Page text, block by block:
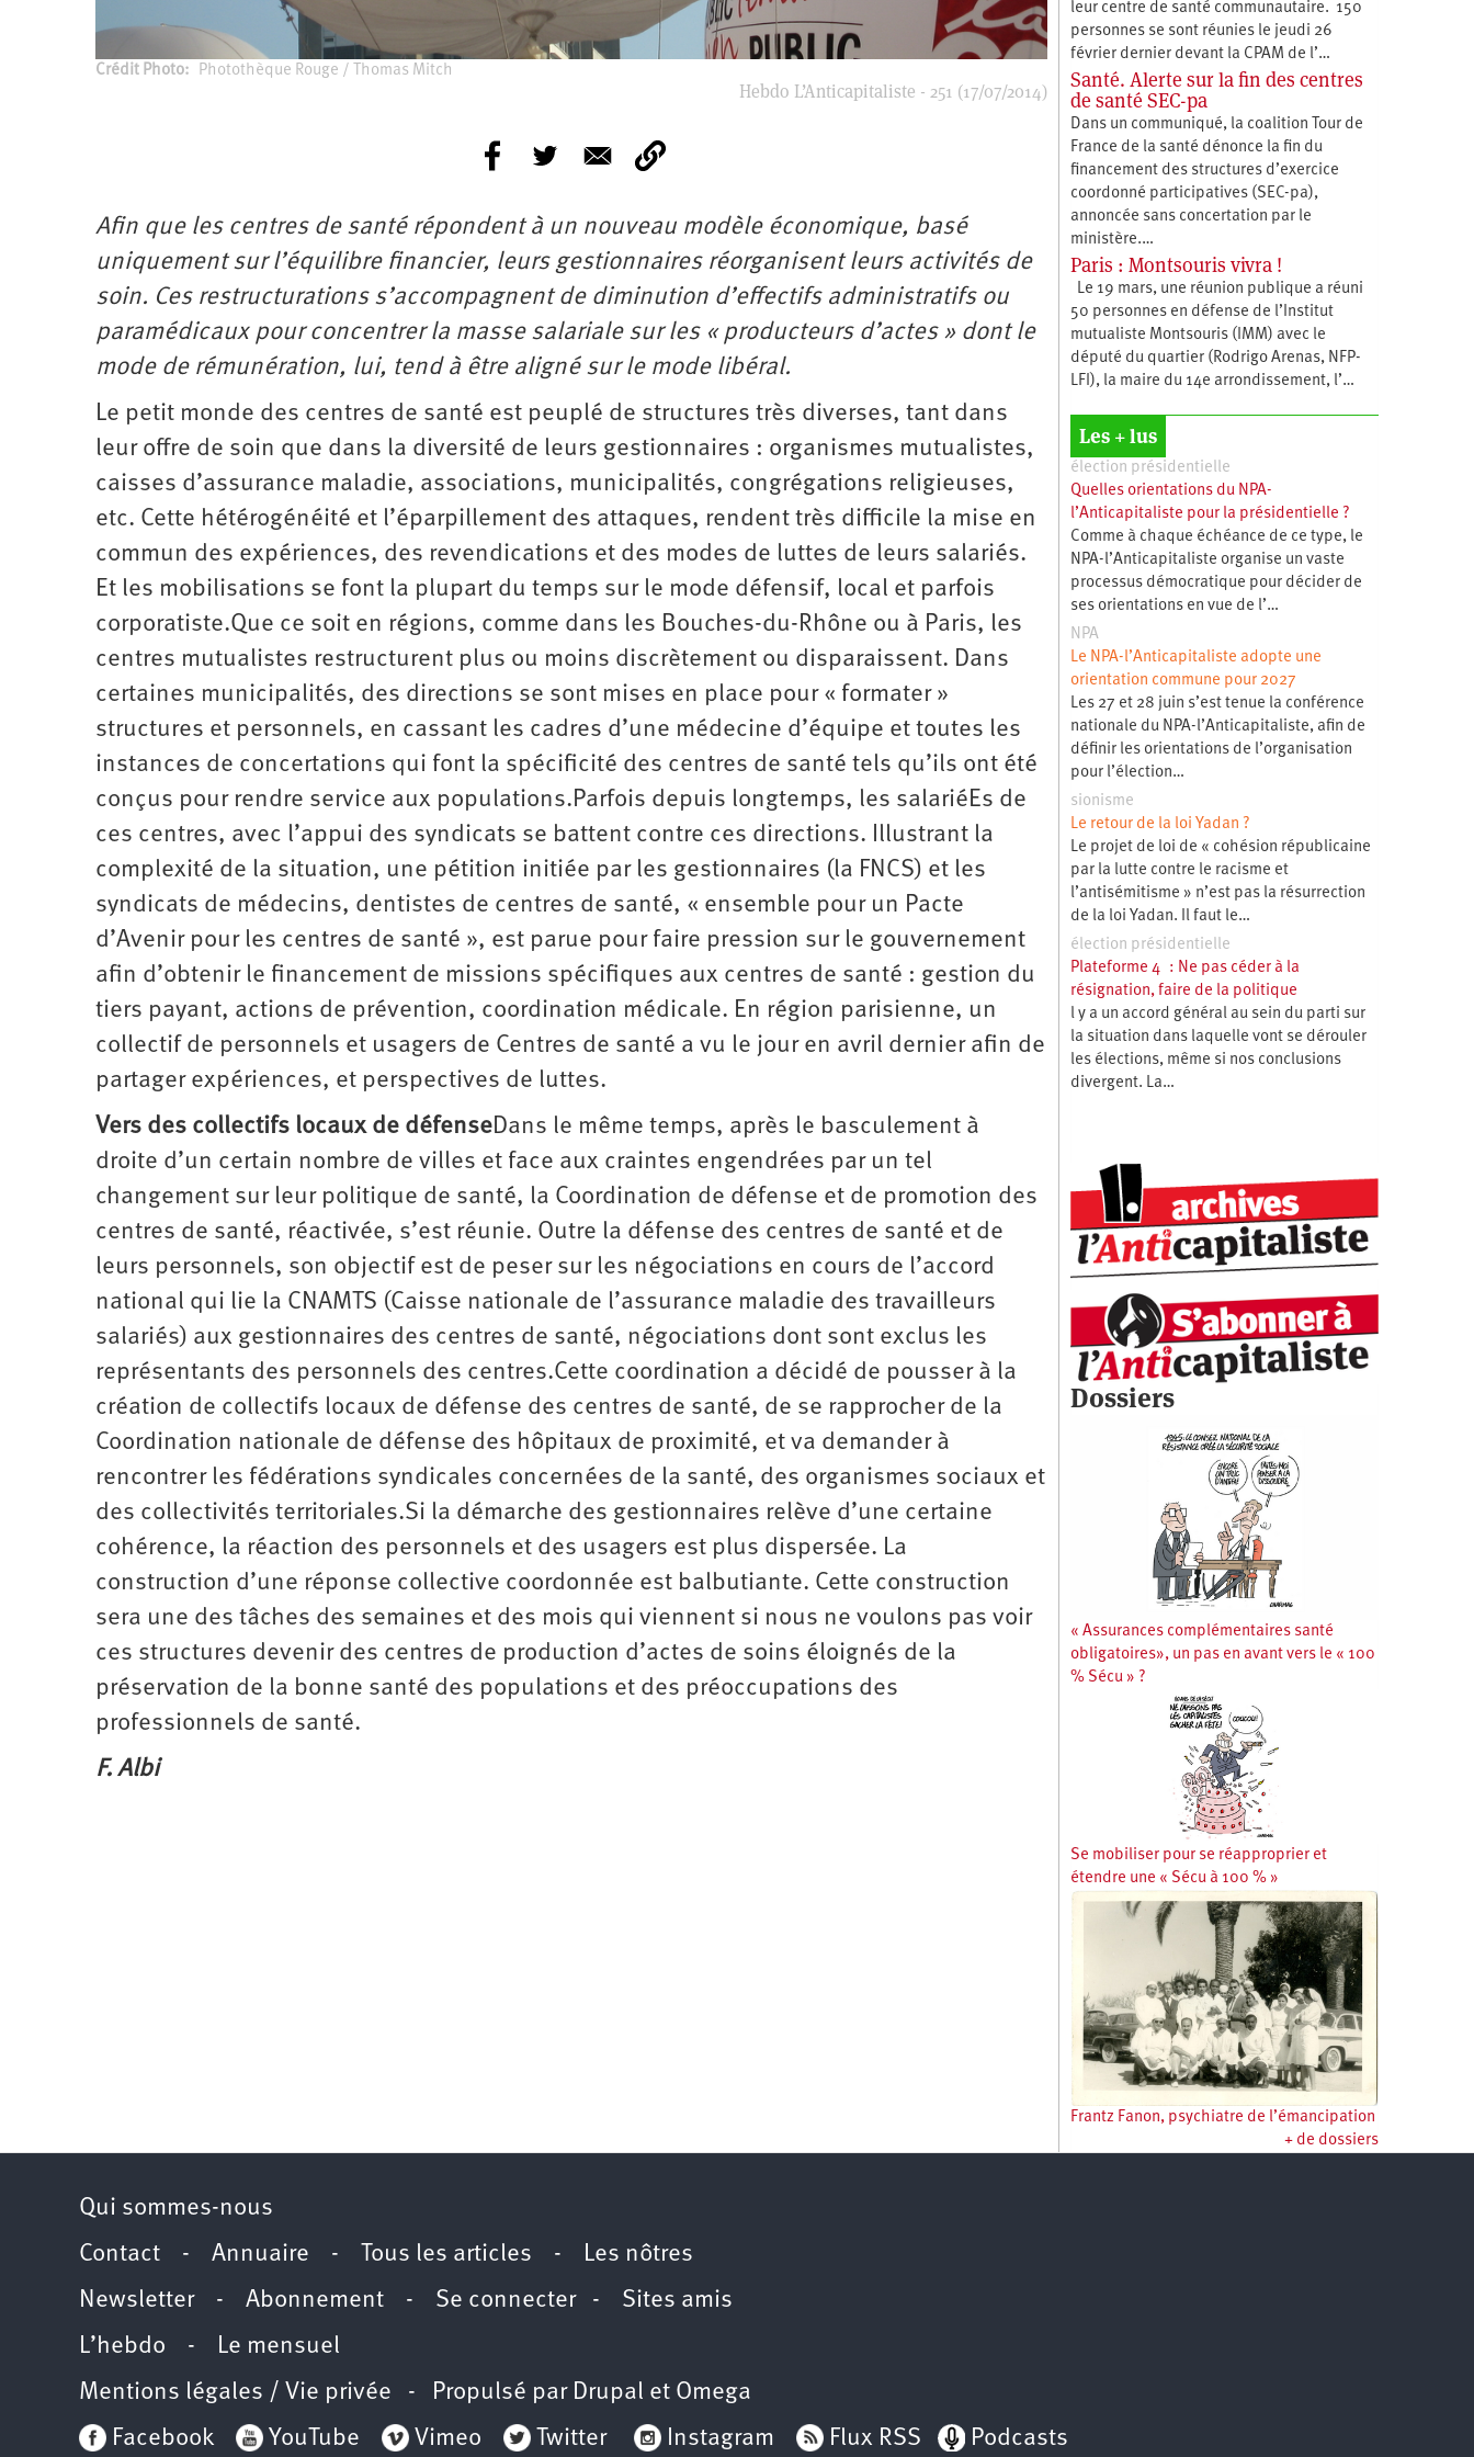
Crédit Photo Photothèque Rouge / Thomas Mitch
Hebdo L’Anticapitaliste - 251 (17/07/2014)
Afin que les centres de santé répondent à un nouveau modèle économique, basé
uniquement sur l’équilibre financier, leurs gestionnaires réorganisent leurs activités de
soin. Ces restructurations s’accompagnent de diminution d’effectifs administratifs ou
paramédicaux pour concentrer la masse salariale sur les « producteurs d’actes » dont le
mode de rémunération, lui, tend à être aligné sur le mode libéral.
Le petit monde des centres de santé est peuplé de structures très diverses, tant dans
leur offre de soin que dans la diversité de leurs gestionnaires : organismes mutualistes,
caisses d’assurance maladie, associations, municipalités, congrégations religieuses,
etc. Cette hétérogénéité et l’éparpillement des attaques, rendent très difficile la mise en
commun des expériences, des revendications et des modes de luttes de leurs salariés.
Et les mobilisations se font la plupart du temps sur le mode défensif, local et parfois
corporatiste.Que ce soit en régions, comme dans les Bouches-du-Rhône ou à Paris, les
centres mutualistes restructurent plus ou moins discrètement ou disparaissent. Dans
certaines municipalités, des directions se sont mises en place pour « formater »
structures et personnels, en cassant les cadres d’une médecine d’équipe et toutes les
instances de concertations qui font la spécificité des centres de santé tels qu’ils ont été
conçus pour rendre service aux populations.Parfois depuis longtemps, les salariéEs de
ces centres, avec l’appui des syndicats se battent contre ces directions. Illustrant la
complexité de la situation, une pétition initiée par les gestionnaires (la FNCS) et les
syndicats de médecins, dentistes de centres de santé, « ensemble pour un Pacte
d’Avenir pour les centres de santé », est parue pour faire pression sur le gouvernement
afin d’obtenir le financement de missions spécifiques aux centres de santé : gestion du
tiers payant, actions de prévention, coordination médicale. En région parisienne, un
collectif de personnels et usagers de Centres de santé a vu le jour en avril dernier afin de
partager expériences, et perspectives de luttes.
Vers des collectifs locaux de défenseDans le même temps, après le basculement à
droite d’un certain nombre de villes et face aux craintes engendrées par un tel
changement sur leur politique de santé, la Coordination de défense et de promotion des
centres de santé, réactivée, s’est réunie. Outre la défense des centres de santé et de
leurs personnels, son objectif est de peser sur les négociations en cours de l’accord
national qui lie la CNAMTS (Caisse nationale de l’assurance maladie des travailleurs
salariés) aux gestionnaires des centres de santé, négociations dont sont exclus les
représentants des personnels des centres.Cette coordination a décidé de pousser à la
création de collectifs locaux de défense des centres de santé, de se rapprocher de la
Coordination nationale de défense des hôpitaux de proximité, et va demander à
rencontrer les fédérations syndicales concernées de la santé, des organismes sociaux et
des collectivités territoriales.Si la démarche des gestionnaires relève d’une certaine
cohérence, la réaction des personnels et des usagers est plus dispersée. La
construction d’une réponse collective coordonnée est balbutiante. Cette construction
sera une des tâches des semaines et des mois qui viennent si nous ne voulons pas voir
ces structures devenir des centres de production d’actes de soins éloignés de la
préservation de la bonne santé des populations et des préoccupations des
professionnels de santé.
F. Albi
leur centre de santé communautaire. 150
personnes se sont réunies le jeudi 26
février dernier devant la CPAM de l’…
Santé. Alerte sur la fin des centres
de santé SEC-pa
Dans un communiqué, la coalition Tour de
France de la santé dénonce la fin du
financement des structures d’exercice
coordonné participatives (SEC-pa),
annoncée sans concertation par le
ministère.…
Paris : Montsouris vivra !
Le 19 mars, une réunion publique a réuni
50 personnes en défense de l’Institut
mutualiste Montsouris (IMM) avec le
député du quartier (Rodrigo Arenas, NFP-
LFI), la maire du 14e arrondissement, l’…
Les + lus
élection présidentielle
Quelles orientations du NPA-
l’Anticapitaliste pour la présidentielle ?
Comme à chaque échéance de ce type, le
NPA-l’Anticapitaliste organise un vaste
processus démocratique pour décider de
ses orientations en vue de l’…
NPA
Le NPA-l’Anticapitaliste adopte une
orientation commune pour 2027
Les 27 et 28 juin s’est tenue la conférence
nationale du NPA-l’Anticapitaliste, afin de
définir les orientations de l’organisation
pour l’élection…
sionisme
Le retour de la loi Yadan ?
Le projet de loi de « cohésion républicaine
par la lutte contre le racisme et
l’antisémitisme » n’est pas la résurrection
de la loi Yadan. Il faut le…
élection présidentielle
Plateforme 4 : Ne pas céder à la
résignation, faire de la politique
l y a un accord général au sein du parti sur
la situation dans laquelle vont se dérouler
les élections, même si nos conclusions
divergent. La…
Dossiers
« Assurances complémentaires santé
obligatoires», un pas en avant vers le « 100
% Sécu » ?
Se mobiliser pour se réapproprier et
étendre une « Sécu à 100 % »
Frantz Fanon, psychiatre de l’émancipation
+ de dossiers
Qui sommes-nous
Contact - Annuaire - Tous les articles -
Les nôtres
Newsletter- Abonnement - Se connecter- Sites amis
L’hebdo -
Le mensuel
Mentions légales / Vie privée - Propulsé par Drupal et Omega
Facebook
YouTube Vimeo Twitter Instagram Flux RSS Podcasts